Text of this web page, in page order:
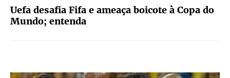
Uefa desafia Fifa e ameaça boicote à Copa do
Mundo; entenda